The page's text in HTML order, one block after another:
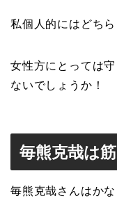
私個人的にはどちら
女性方にとっては
ないでしょうか！
毎熊克哉は
毎熊克哉さんはか